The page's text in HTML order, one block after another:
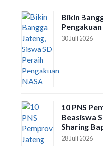
Bikin
Pengakuan
30 Juli 2026
10 PNS
Beasiswa
Sharing
28 Juli 2026